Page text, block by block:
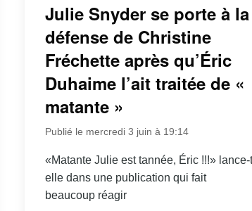
Julie Snyder se porte à la
défense de Christine
Fréchette après qu’Éric
Duhaime l’ait traitée de «
matante »
Publié le mercredi 3 juin à 19:14
«Matante Julie est tannée, Éric !!!» lance-
elle dans une publication qui fait
beaucoup réagir